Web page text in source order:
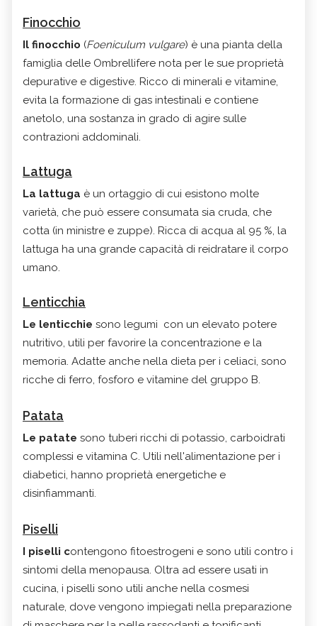
Finocchio
Il finocchio (Foeniculum vulgare) è una pianta della
famiglia delle Ombrellifere nota per le sue proprietà
depurative e digestive. Ricco di minerali e vitamine,
evita la formazione di gas intestinali e contiene
anetolo, una sostanza in grado di agire sulle
contrazioni addominali.
Lattuga
La lattuga è un ortaggio di cui esistono molte
varietà, che può essere consumata sia cruda, che
cotta (in ministre e zuppe). Ricca di acqua al 95 %, la
lattuga ha una grande capacità di reidratare il corpo
umano.
Lenticchia
Le lenticchie sono legumi con un elevato potere
nutritivo, utili per favorire la concentrazione e la
memoria. Adatte anche nella dieta per i celiaci, sono
ricche di ferro, fosforo e vitamine del gruppo B.
Patata
Le patate sono tuberi ricchi di potassio, carboidrati
complessi e vitamina C. Utili nell'alimentazione per i
diabetici, hanno proprietà energetiche e
disinfiammanti.
Piselli
I piselli contengono fitoestrogeni e sono utili contro i
sintomi della menopausa. Oltra ad essere usati in
cucina, i piselli sono utili anche nella cosmesi
naturale, dove vengono impiegati nella preparazione